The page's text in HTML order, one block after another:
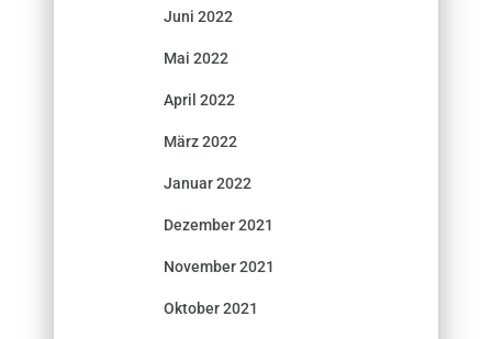
Juni 2022
Mai 2022
April 2022
März 2022
Januar 2022
Dezember 2021
November 2021
Oktober 2021